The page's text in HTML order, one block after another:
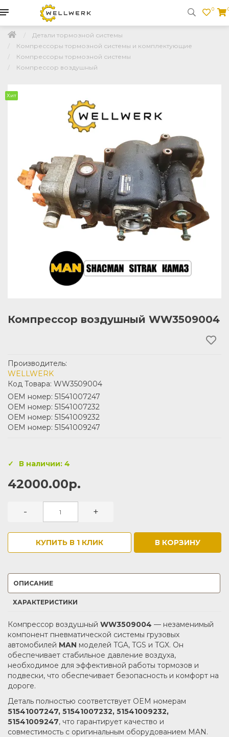
0
Детали тормозной системы
Компрессоры тормозной системы и комплектующие
Компрессоры тормозной системы
Компрессор воздушный
Хит
Компрессор воздушный WW3509004
Производитель:
WELLWERK
Код Товара: WW3509004
ОЕМ номер: 51541007247
ОЕМ номер: 51541007232
ОЕМ номер: 51541009232
ОЕМ номер: 51541009247
В наличии: 4
42000.00р.
- +
КУПИТЬ В 1 КЛИК В КОРЗИНУ
ОПИСАНИЕ
ХАРАКТЕРИСТИКИ
Компрессор воздушный WW3509004 — незаменимый
компонент пневматической системы грузовых
автомобилей MAN моделей TGA, TGS и TGX. Он
обеспечивает стабильное давление воздуха,
необходимое для эффективной работы тормозов и
подвески, что обеспечивает безопасность и комфорт на
дороге.
Деталь полностью соответствует OEM номерам
51541007247, 51541007232, 51541009232,
51541009247, что гарантирует качество и
совместимость с оригинальным оборудованием MAN.